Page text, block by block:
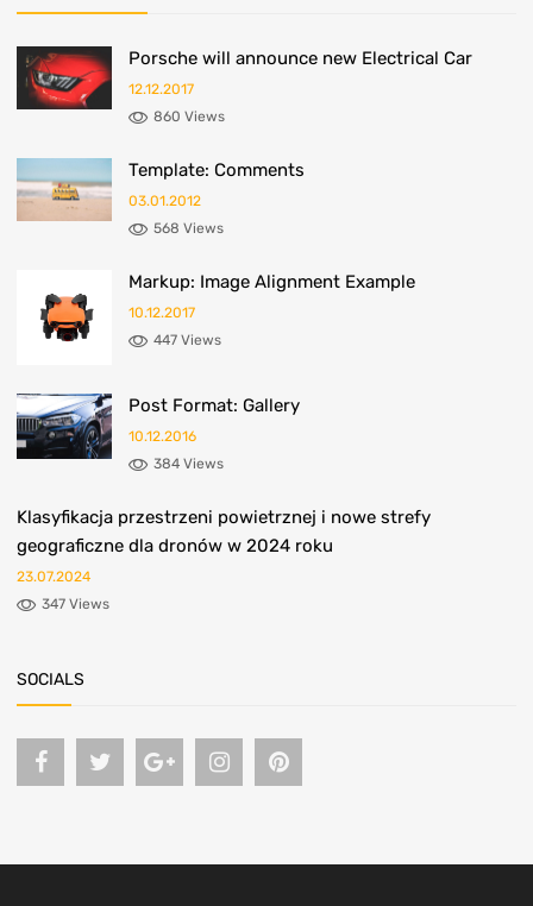
Porsche will announce new Electrical Car
12.12.2017
860 Views
Template: Comments
03.01.2012
568 Views
Markup: Image Alignment Example
10.12.2017
447 Views
Post Format: Gallery
10.12.2016
384 Views
Klasyfikacja przestrzeni powietrznej i nowe strefy
geograficzne dla dronów w 2024 roku
23.07.2024
347 Views
SOCIALS